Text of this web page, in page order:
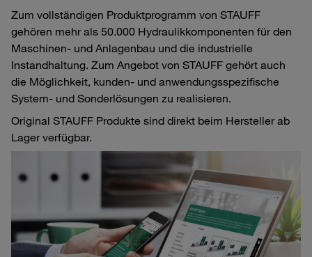
Zum vollständigen Produktprogramm von STAUFF
gehören mehr als 50.000 Hydraulikkomponenten für den
Maschinen- und Anlagenbau und die industrielle
Instandhaltung. Zum Angebot von STAUFF gehört auch
die Möglichkeit, kunden- und anwendungsspezifische
System- und Sonderlösungen zu realisieren.
Original STAUFF Produkte sind direkt beim Hersteller ab
Lager verfügbar.